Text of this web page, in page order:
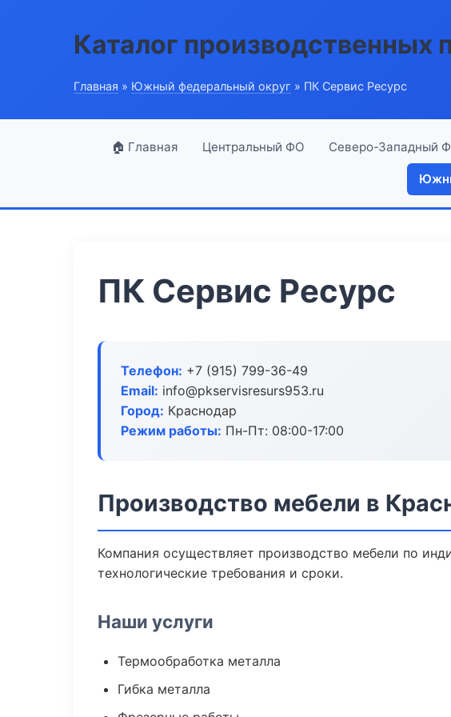
Каталог производственных
Главная » Южный федеральный округ » ПК Сервис Ресурс
🏠 Главная Центральный ФО Северо-Западный
ПК Сервис Ресурс
Телефон: +7 (915) 799-36-49
Email: info@pkservisresurs953.ru
Город: Краснодар
Режим работы: Пн-Пт: 08:00-17:00
Производство мебели в
Компания осуществляет производство мебели по
технологические требования и сроки.
Наши услуги
Термообработка металла
Гибка металла